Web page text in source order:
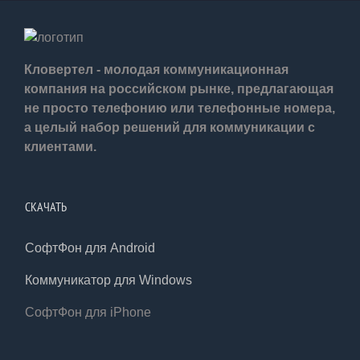
Кловертел - молодая коммуникационная
компания на российском рынке, предлагающая
не просто телефонию или телефонные номера,
а целый набор решений для коммуникации с
клиентами.
СКАЧАТЬ
СофтФон для Android
Коммуникатор для Windows
СофтФон для iPhone